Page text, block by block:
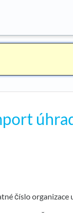
číslo organizace